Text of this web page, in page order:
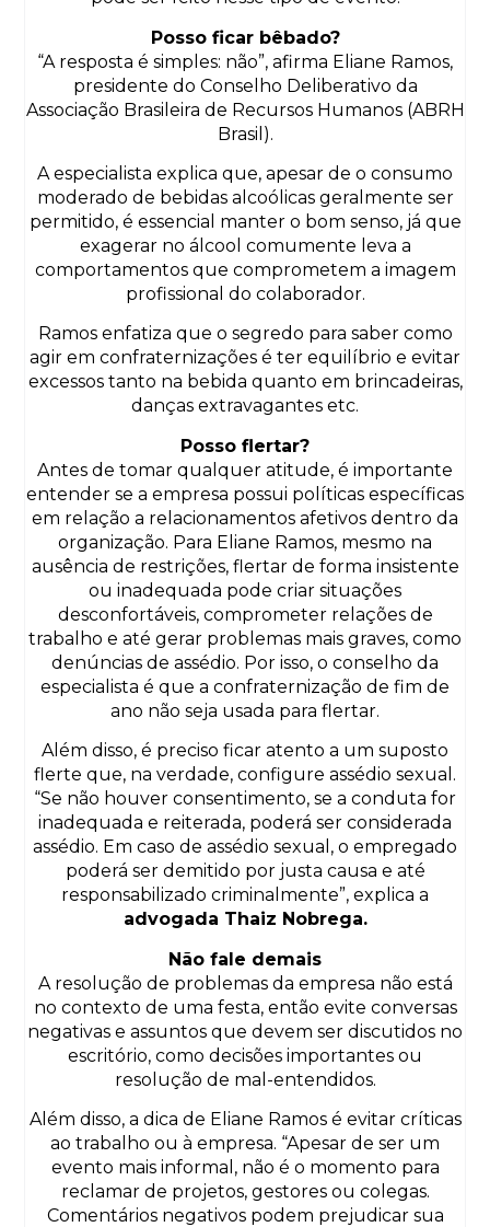
Posso ficar bêbado?
“A resposta é simples: não”, afirma Eliane Ramos,
presidente do Conselho Deliberativo da
Associação Brasileira de Recursos Humanos (ABRH
Brasil).
A especialista explica que, apesar de o consumo
moderado de bebidas alcoólicas geralmente ser
permitido, é essencial manter o bom senso, já que
exagerar no álcool comumente leva a
comportamentos que comprometem a imagem
profissional do colaborador.
Ramos enfatiza que o segredo para saber como
agir em confraternizações é ter equilíbrio e evitar
excessos tanto na bebida quanto em brincadeiras,
danças extravagantes etc.
Posso flertar?
Antes de tomar qualquer atitude, é importante
entender se a empresa possui políticas específicas
em relação a relacionamentos afetivos dentro da
organização. Para Eliane Ramos, mesmo na
ausência de restrições, flertar de forma insistente
ou inadequada pode criar situações
desconfortáveis, comprometer relações de
trabalho e até gerar problemas mais graves, como
denúncias de assédio. Por isso, o conselho da
especialista é que a confraternização de fim de
ano não seja usada para flertar.
Além disso, é preciso ficar atento a um suposto
flerte que, na verdade, configure assédio sexual.
“Se não houver consentimento, se a conduta for
inadequada e reiterada, poderá ser considerada
assédio. Em caso de assédio sexual, o empregado
poderá ser demitido por justa causa e até
responsabilizado criminalmente”, explica a
advogada Thaiz Nobrega.
Não fale demais
A resolução de problemas da empresa não está
no contexto de uma festa, então evite conversas
negativas e assuntos que devem ser discutidos no
escritório, como decisões importantes ou
resolução de mal-entendidos.
Além disso, a dica de Eliane Ramos é evitar críticas
ao trabalho ou à empresa. “Apesar de ser um
evento mais informal, não é o momento para
reclamar de projetos, gestores ou colegas.
Comentários negativos podem prejudicar sua